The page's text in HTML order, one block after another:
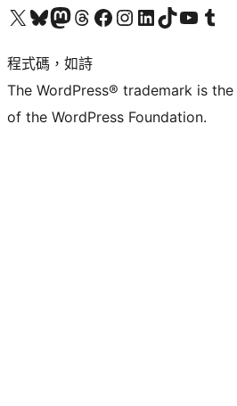
查看我們的 X (之前的 Twitter) 帳號造訪我們的 Bluesky 帳號造訪我們的 Mastodon 帳號造訪我們的 Threads 帳號 造訪我們的 Facebook 粉絲專頁Visit our Instagram account
Visit our LinkedIn account
造訪我們的 TikTok 帳號Visit our YouTube
造訪我們的 Tumblr 帳號
程式碼，如詩
The WordPress® trademark is
of the WordPress Foundation.